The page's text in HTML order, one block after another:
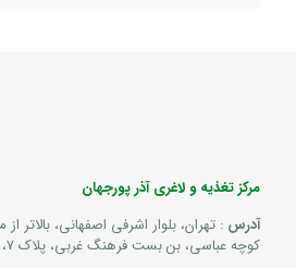
مرکز تغذیه و لاغری آذر پورجهان
آدرس : تهران، بلوار اشرفی اصفهانی، بالاتر
کوچه عباسی، بن بست فرهنگ غربی، پلاک 7، طبقه اول، زنگ دوم